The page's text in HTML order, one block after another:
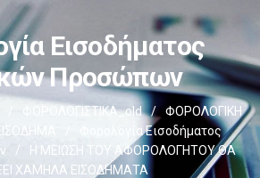
Εισοδήματος
Προσώπων
ΦΟΡΟΛΟΓΙΣΤΙΚΑ_old /
ΦΟΡΟΛΟΓΙΚΗ
Φορολογία Εισοδήματος
/
Η ΜΕΙΩΣΗ ΤΟΥ ΑΦΟΡΟΛΟΓΗΤΟΥ ΘΑ
ΧΑΜΗΛΑ ΕΙΣΟΔΗΜΑΤΑ